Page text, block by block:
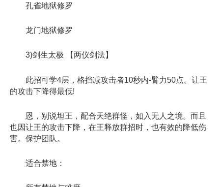
孔雀地狱修罗
龙门地狱修罗
3)剑生太极 【两仪剑法】
此招可学4层，格挡减攻击者10秒内-臂力50点。让王
的攻击下降得最低!
恩，别说坦王，配合天绝群怪，如入无人之境。而且
也因让王的攻击下降，在王释放群招时，也有效的降低伤
害。保护团队。
适合禁地：